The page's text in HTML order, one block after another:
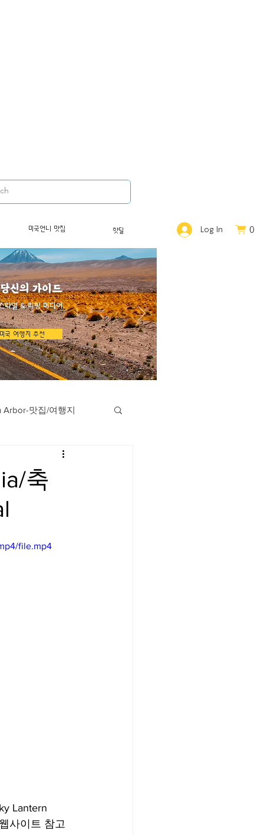
신의 가이드
타일 & 리빙 미디어
미국 여행지 추천
Arbor-맛집/여행지
Austin-맛집/여행지
지
행지
축
file.mp4
Lantern
사이트 참고
미국언니 맛집 핫딜 Log In 0